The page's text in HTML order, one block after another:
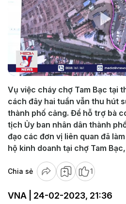
Vụ việc cháy chợ Tam Bạc tại
cách đây hai tuần vẫn thu hút
thành phố cảng. Để hỗ trợ bà
tịch Ủy ban nhân dân thành
đạo các đơn vị liên quan đã
hộ kinh doanh tại chợ Tam
Chia sẻ 1
VNA | 24-02-2023, 21:36